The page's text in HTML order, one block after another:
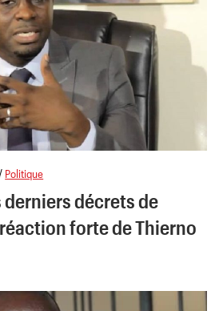
/ Politique
décrets de
forte de Thierno